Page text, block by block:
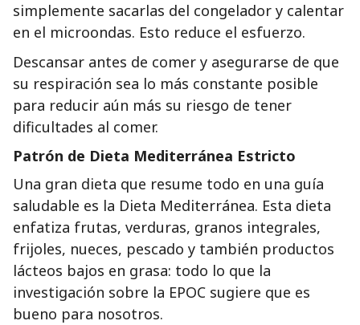
simplemente sacarlas del congelador y calentar
en el microondas. Esto reduce el esfuerzo.
Descansar antes de comer y asegurarse de que
su respiración sea lo más constante posible
para reducir aún más su riesgo de tener
dificultades al comer.
Patrón de Dieta Mediterránea Estricto
Una gran dieta que resume todo en una guía
saludable es la Dieta Mediterránea. Esta dieta
enfatiza frutas, verduras, granos integrales,
frijoles, nueces, pescado y también productos
lácteos bajos en grasa: todo lo que la
investigación sobre la EPOC sugiere que es
bueno para nosotros.